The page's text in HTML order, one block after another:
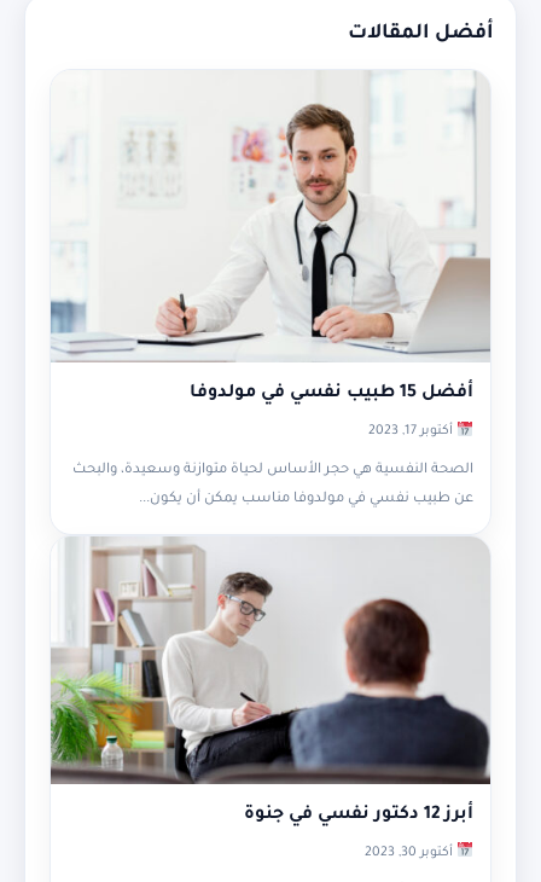
أفضل المقالات
أفضل 15 طبيب نفسي في مولدوفا
أكتوبر 17, 2023
الصحة النفسية هي حجر الأساس لحياة متوازنة وسعيدة، والبحث
عن طبيب نفسي في مولدوفا مناسب يمكن أن يكون...
أبرز 12 دكتور نفسي في جنوة
أكتوبر 30, 2023